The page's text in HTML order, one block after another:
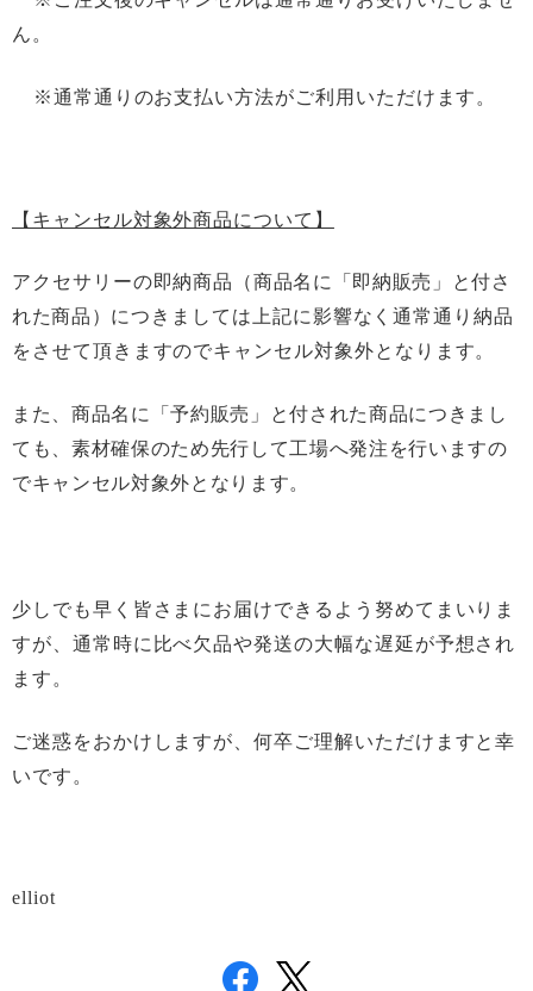
ん。
※通常通りのお支払い方法がご利用いただけます。
【キャンセル対象外商品について】
アクセサリーの即納商品
（商品名に「即納販売」と付さ
れた商品） につきましては上記に影響なく通常通り納品
をさせて頂きますのでキャンセル対象外となります。
また、商品名に「予約販売」と付された商品につきまし
ても、素材確保のため先行して工場へ発注を行いますの
でキャンセル対象外となります。
少しでも早く皆さまにお届けできるよう努めてまいりま
すが、通常時に比べ欠品や発送の大幅な遅延が予想され
ます。
ご迷惑をおかけしますが、何卒ご理解いただけますと幸
いです。
elliot